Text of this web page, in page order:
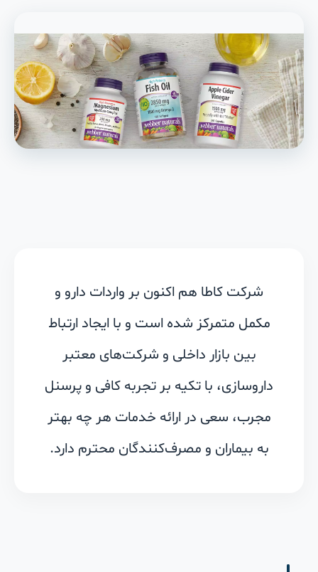
شرکت کاطا هم اکنون بر واردات دارو و
مکمل متمرکز شده است و با ایجاد ارتباط
بین بازار داخلی و شرکت‌های معتبر
داروسازی، با تکیه بر تجربه کافی و پرسنل
مجرب، سعی در ارائه خدمات هر چه بهتر
به بیماران و مصرف‌کنندگان محترم دارد.